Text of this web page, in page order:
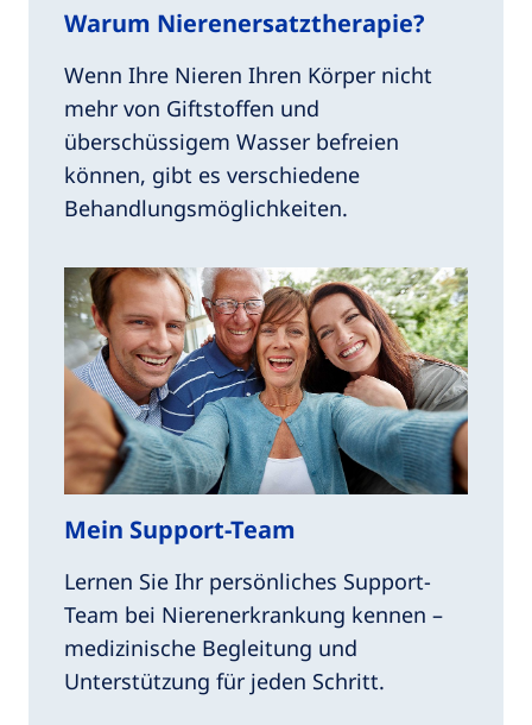
Warum Nierenersatztherapie?
Wenn Ihre Nieren Ihren Körper nicht
mehr von Giftstoffen und
überschüssigem Wasser befreien
können, gibt es verschiedene
Behandlungsmöglichkeiten.
Mein Support-Team
Lernen Sie Ihr persönliches Support-
Team bei Nierenerkrankung kennen –
medizinische Begleitung und
Unterstützung für jeden Schritt.